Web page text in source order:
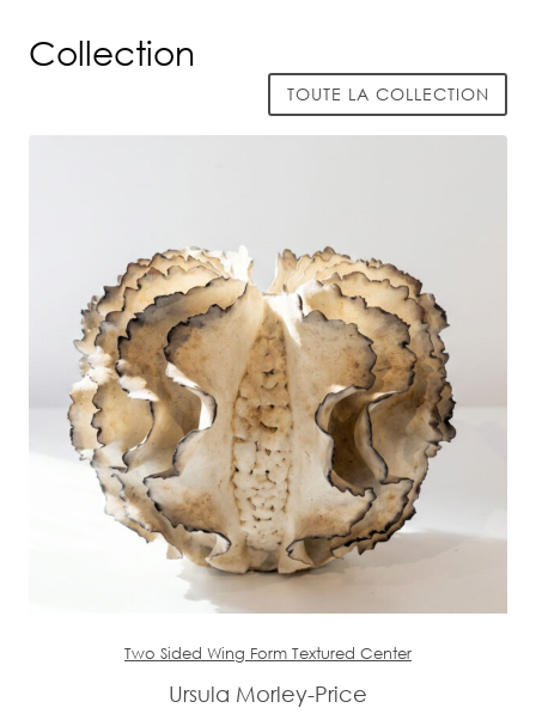
Collection
TOUTE LA COLLECTION
Two Sided Wing Form Textured Center
Ursula Morley-Price